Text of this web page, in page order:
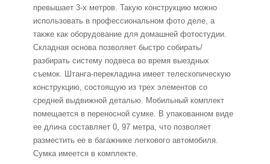
превышает 3-х метров. Такую конструкцию можно
использовать в профессиональном фото деле, а
также как оборудование для домашней фотостудии.
Складная основа позволяет быстро собирать/
разбирать систему подвеса во время выездных
съемок. Штанга-перекладина имеет телескопическую
конструкцию, состоящую из трех элементов со
средней выдвижной деталью. Мобильный комплект
помещается в переносной сумке. В упакованном виде
ее длина составляет 0, 97 метра, что позволяет
разместить ее в багажнике легкового автомобиля.
Сумка имеется в комплекте.